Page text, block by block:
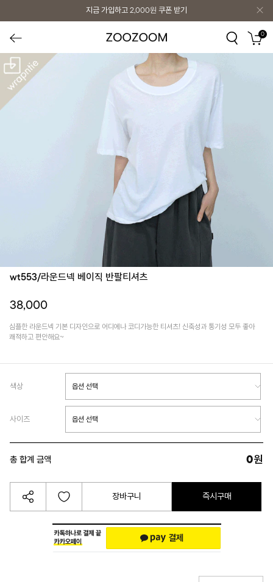
지금 가입하고 2,000원 쿠폰 받기
0
wt553/라운드넥 베이직 반팔티셔츠
38,000
심플한 라운드넥 기본 디자인으로 어디에나 코디가능한 티셔츠! 신축성과 통기성 모두 좋아
쾌적하고 편안해요~
색상
사이즈
총 합계 금액 0원
장바구니 즉시구매